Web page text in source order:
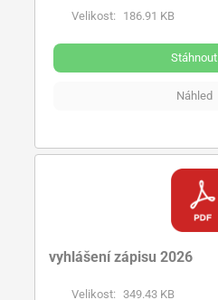
Velikost: 186.91 KB
Stáhnout
Náhled
vyhlášení zápisu 2026
Velikost: 349.43 KB